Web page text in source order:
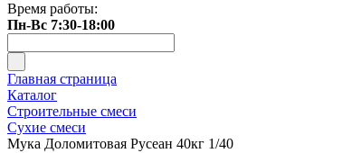
Время работы:
Пн-Вс 7:30-18:00
Главная страница
Каталог
Строительные смеси
Сухие смеси
Мука Доломитовая Русеан 40кг 1/40